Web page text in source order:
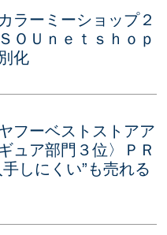
ラーミーショップ２
ＯＵｎｅｔｓｈｏｐ
化
フーベストストアア
ュア部門３位〉ＰＲ
しにくい”も売れる